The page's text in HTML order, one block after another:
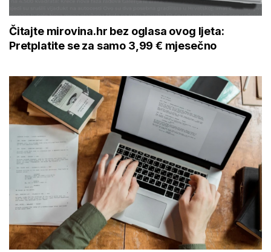
Čitajte mirovina.hr bez oglasa ovog ljeta:
Pretplatite se za samo 3,99 € mjesečno